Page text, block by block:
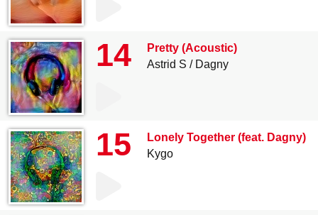
14
Pretty (Acoustic)
Astrid S
Dagny
15
Lonely Together (feat. Dagny)
Kygo